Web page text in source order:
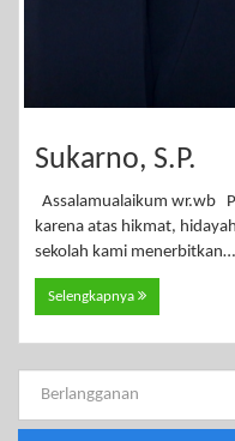
Sukarno, S.P.
Assalamualaikum wr.wb
karena atas hikmat,
sekolah kami menerbitkan…
Selengkapnya